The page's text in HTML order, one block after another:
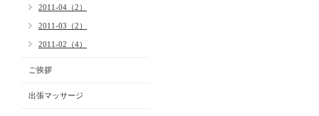
2011-04（2）
2011-03（2）
2011-02（4）
ご挨拶
出張マッサージ